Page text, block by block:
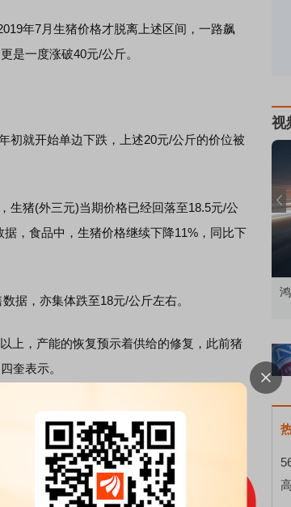
年7月生猪价格才脱离上述区间，一路飙
是一度涨破40元/公斤。
就开始单边下跌，上述20元/公斤的价位被
猪(外三元)当期价格已经回落至18.5元/公
据，食品中，生猪价格继续下降11%，同比下
，亦集体跌至18元/公斤左右。
，产能的恢复预示着供给的修复，此前猪
奎表示。
度引发市场集中出栏，但是无碍供给端恢
，生猪价格迅速回落。”
多为年内的价格低点。
视
敢为——比亚迪智能化战略发布会